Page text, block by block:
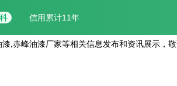
,赤峰油漆厂家等相关信息发布和资讯展示，